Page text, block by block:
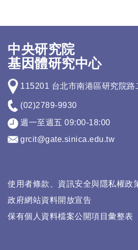
中央研究院
基因體研究中心
115201 台北市南港區研究院路
(02)2789-9930
週一至週五 09:00-18:00
grcit@gate.sinica.edu.tw
使用者條款、資訊安全與隱私權政
政府網站資料開放宣告
保有個人資料檔案公開項目彙整表